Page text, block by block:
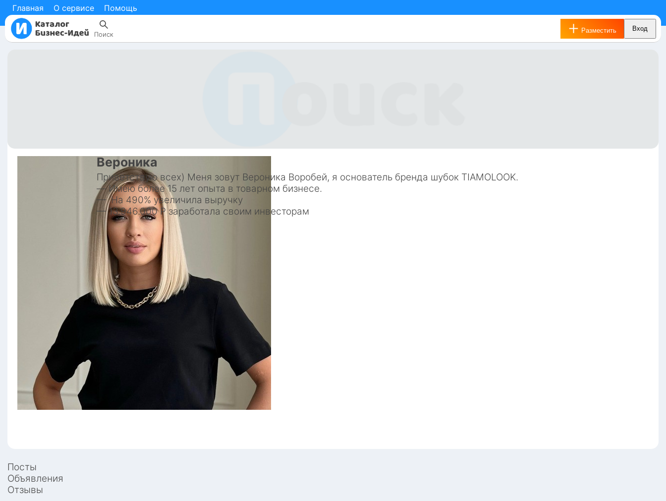
Главная О сервисе Помощь
Поиск
Вход
Разместить
Вероника
Приветствую всех) Меня зовут Вероника Воробей, я основатель бренда шубок TIAMOLOOK.
— Имею более 15 лет опыта в товарном бизнесе.
—  На 490% увеличила выручку
— 13.946.000 Р заработала своим инвесторам
Посты
Объявления
Отзывы